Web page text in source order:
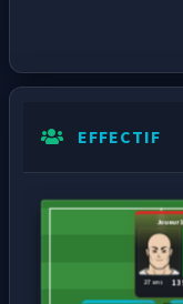
EFFECTIF
27 ans